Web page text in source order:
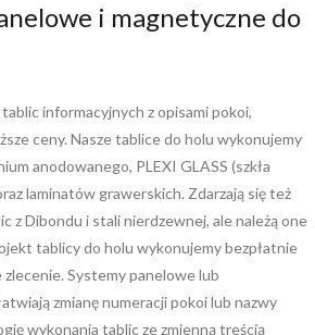
i magnetyczne do
informacyjnych z opisami pokoi,
ceny. Nasze tablice do holu wykonujemy
anodowanego, PLEXI GLASS (szkła
laminatów grawerskich. Zdarzają się też
z Dibondu i stali nierdzewnej, ale należą one
tablicy do holu wykonujemy bezpłatnie
Systemy panelowe lub
zmianę numeracji pokoi lub nazwy
wykonania tablic ze zmienną treścią